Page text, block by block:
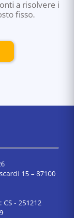
a risolvere i
fisso.
15 – 87100
- 251212